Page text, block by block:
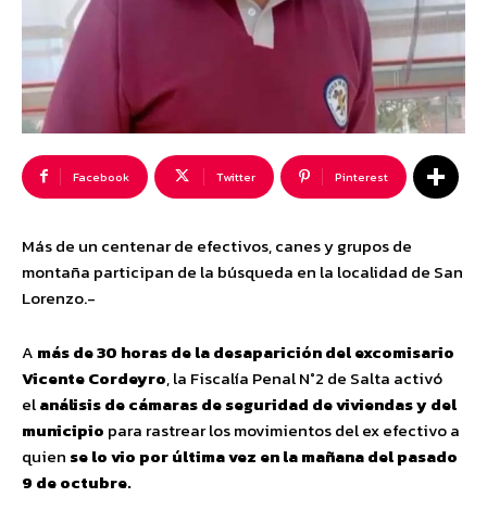
Facebook Twitter Pinterest
Más de un centenar de efectivos, canes y grupos de
montaña participan de la búsqueda en la localidad de San
Lorenzo.-
A más de 30 horas de la desaparición del excomisario
Vicente Cordeyro, la Fiscalía Penal N°2 de Salta activó
elanálisis de cámaras de seguridad de viviendas y del
municipio para rastrear los movimientos del ex efectivo a
quien se lo vio por última vez en la mañana del pasado
9 de octubre.